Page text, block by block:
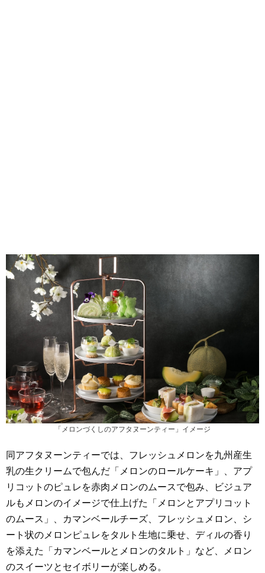
「メロンづくしのアフタヌーンティー」イメージ
同アフタヌーンティーでは、フレッシュメロンを九州産生
乳の生クリームで包んだ「メロンのロールケーキ」、アプ
リコットのピュレを赤肉メロンのムースで包み、ビジュア
ルもメロンのイメージで仕上げた「メロンとアプリコット
のムース」、カマンベールチーズ、フレッシュメロン、シ
ート状のメロンピュレをタルト生地に乗せ、ディルの香り
を添えた「カマンベールとメロンのタルト」など、メロン
のスイーツとセイボリーが楽しめる。